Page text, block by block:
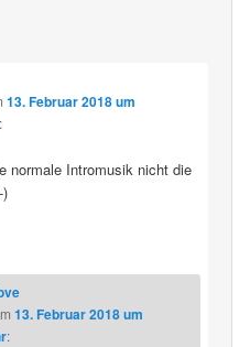
13. Februar 2018 um
normale Intromusik nicht die
13. Februar 2018 um
: